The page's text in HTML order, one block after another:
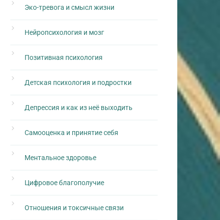
Эко-тревога и смысл жизни
Нейропсихология и мозг
Позитивная психология
Детская психология и подростки
Депрессия и как из неё выходить
Самооценка и принятие себя
Ментальное здоровье
Цифровое благополучие
Отношения и токсичные связи